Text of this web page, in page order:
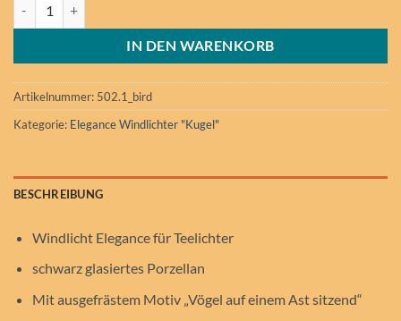
IN DEN WARENKORB
Artikelnummer: 502.1_bird
Kategorie: Elegance Windlichter "Kugel"
BESCHREIBUNG
Windlicht Elegance für Teelichter
schwarz glasiertes Porzellan
Mit ausgefrästem Motiv „Vögel auf einem Ast sitzend“